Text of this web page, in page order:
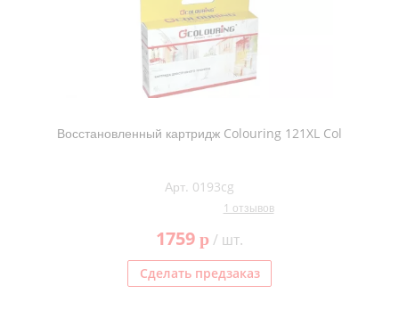
Восстановленный картридж Colouring 121XL Col
Арт. 0193cg
1 отзывов
1759 p/ шт.
Сделать предзаказ